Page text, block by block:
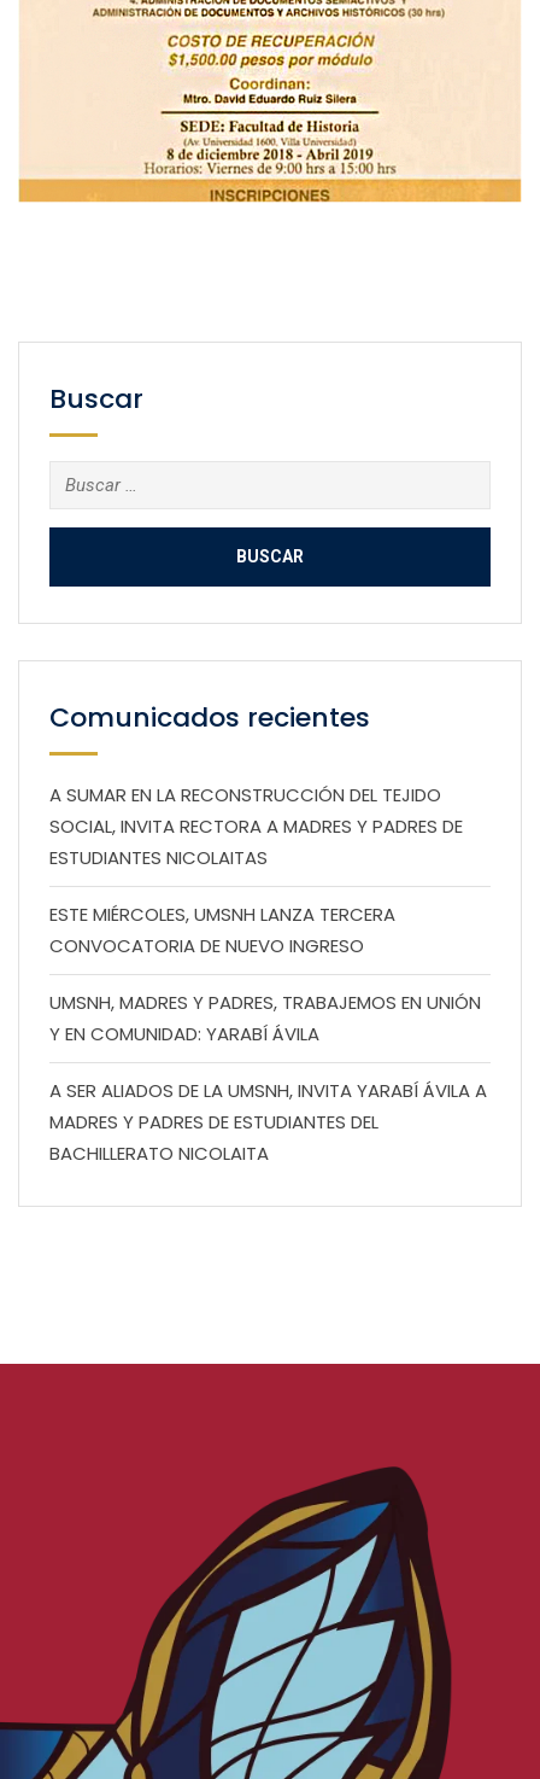
Buscar
Buscar:
Comunicados recientes
A SUMAR EN LA RECONSTRUCCIÓN DEL TEJIDO
SOCIAL, INVITA RECTORA A MADRES Y PADRES DE
ESTUDIANTES NICOLAITAS
ESTE MIÉRCOLES, UMSNH LANZA TERCERA
CONVOCATORIA DE NUEVO INGRESO
UMSNH, MADRES Y PADRES, TRABAJEMOS EN UNIÓN
Y EN COMUNIDAD: YARABÍ ÁVILA
A SER ALIADOS DE LA UMSNH, INVITA YARABÍ ÁVILA A
MADRES Y PADRES DE ESTUDIANTES DEL
BACHILLERATO NICOLAITA